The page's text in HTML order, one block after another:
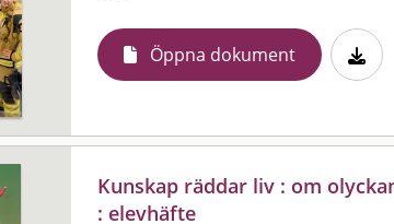
Öppna dokument
Kunskap räddar liv : om
: elevhäfte